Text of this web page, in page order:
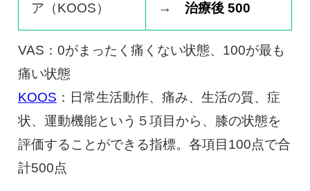
ア（KOOS）
→ 治療後 500
VAS：0がまったく痛くない状態、100が最も
痛い状態
KOOS ：日常生活動作、痛み、生活の質、症
状、運動機能という５項目から、膝の状態を
評価することができる指標。各項目100点で合
計500点